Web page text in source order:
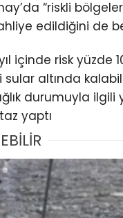
“riskli
edildiğini de
içinde risk yüzde
altında
durumuyla
yaptı